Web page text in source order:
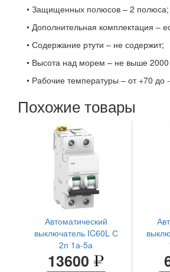
• Защищенных полюсов – 2 полюса;
• Дополнительная комплектация –
• Содержание ртути – не содержит;
• Высота над морем – не выше
• Рабочие температуры – от +70 до
Похожие товары
Автоматический
выключатель IC60L С
2п 1а-5а
13600